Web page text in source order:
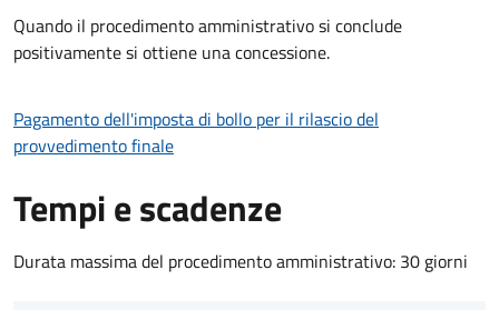
Quando il procedimento amministrativo si conclude
positivamente si ottiene una concessione.
Pagamento dell'imposta di bollo per il rilascio del
provvedimento finale
Tempi e scadenze
Durata massima del procedimento amministrativo: 30 giorni